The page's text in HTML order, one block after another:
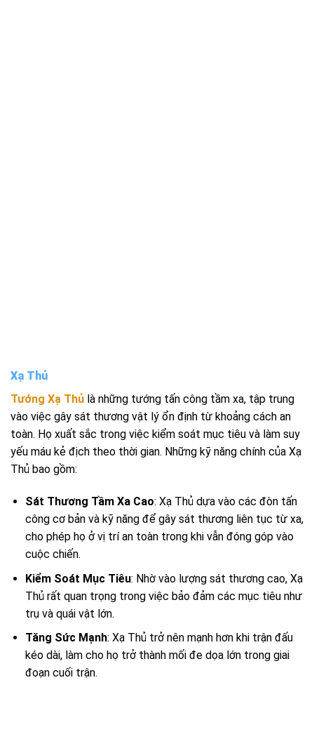
Xạ Thủ
Tướng Xạ Thủ là những tướng tấn công tầm xa, tập trung
vào việc gây sát thương vật lý ổn định từ khoảng cách an
toàn. Họ xuất sắc trong việc kiểm soát mục tiêu và làm suy
yếu máu kẻ địch theo thời gian. Những kỹ năng chính của Xạ
Thủ bao gồm:
Sát Thương Tầm Xa Cao: Xạ Thủ dựa vào các đòn tấn
công cơ bản và kỹ năng để gây sát thương liên tục từ xa,
cho phép họ ở vị trí an toàn trong khi vẫn đóng góp vào
cuộc chiến.
Kiểm Soát Mục Tiêu: Nhờ vào lượng sát thương cao, Xạ
Thủ rất quan trọng trong việc bảo đảm các mục tiêu như
trụ và quái vật lớn.
Tăng Sức Mạnh: Xạ Thủ trở nên mạnh hơn khi trận đấu
kéo dài, làm cho họ trở thành mối đe dọa lớn trong giai
đoạn cuối trận.